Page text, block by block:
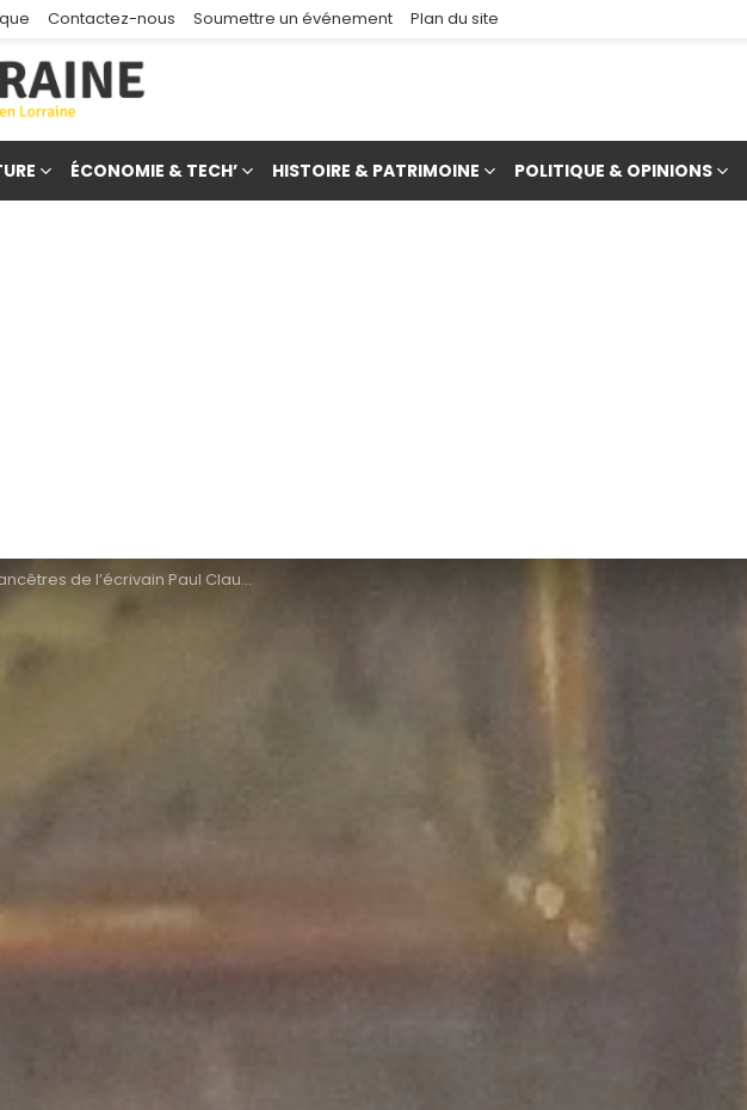
Contactez-nous Soumettre un événement Plan du site
ÉCONOMIE & TECH’ HISTOIRE & PATRIMOINE POLITIQUE & OPINIONS
de l’écrivain Paul Claudel dans les Vosges